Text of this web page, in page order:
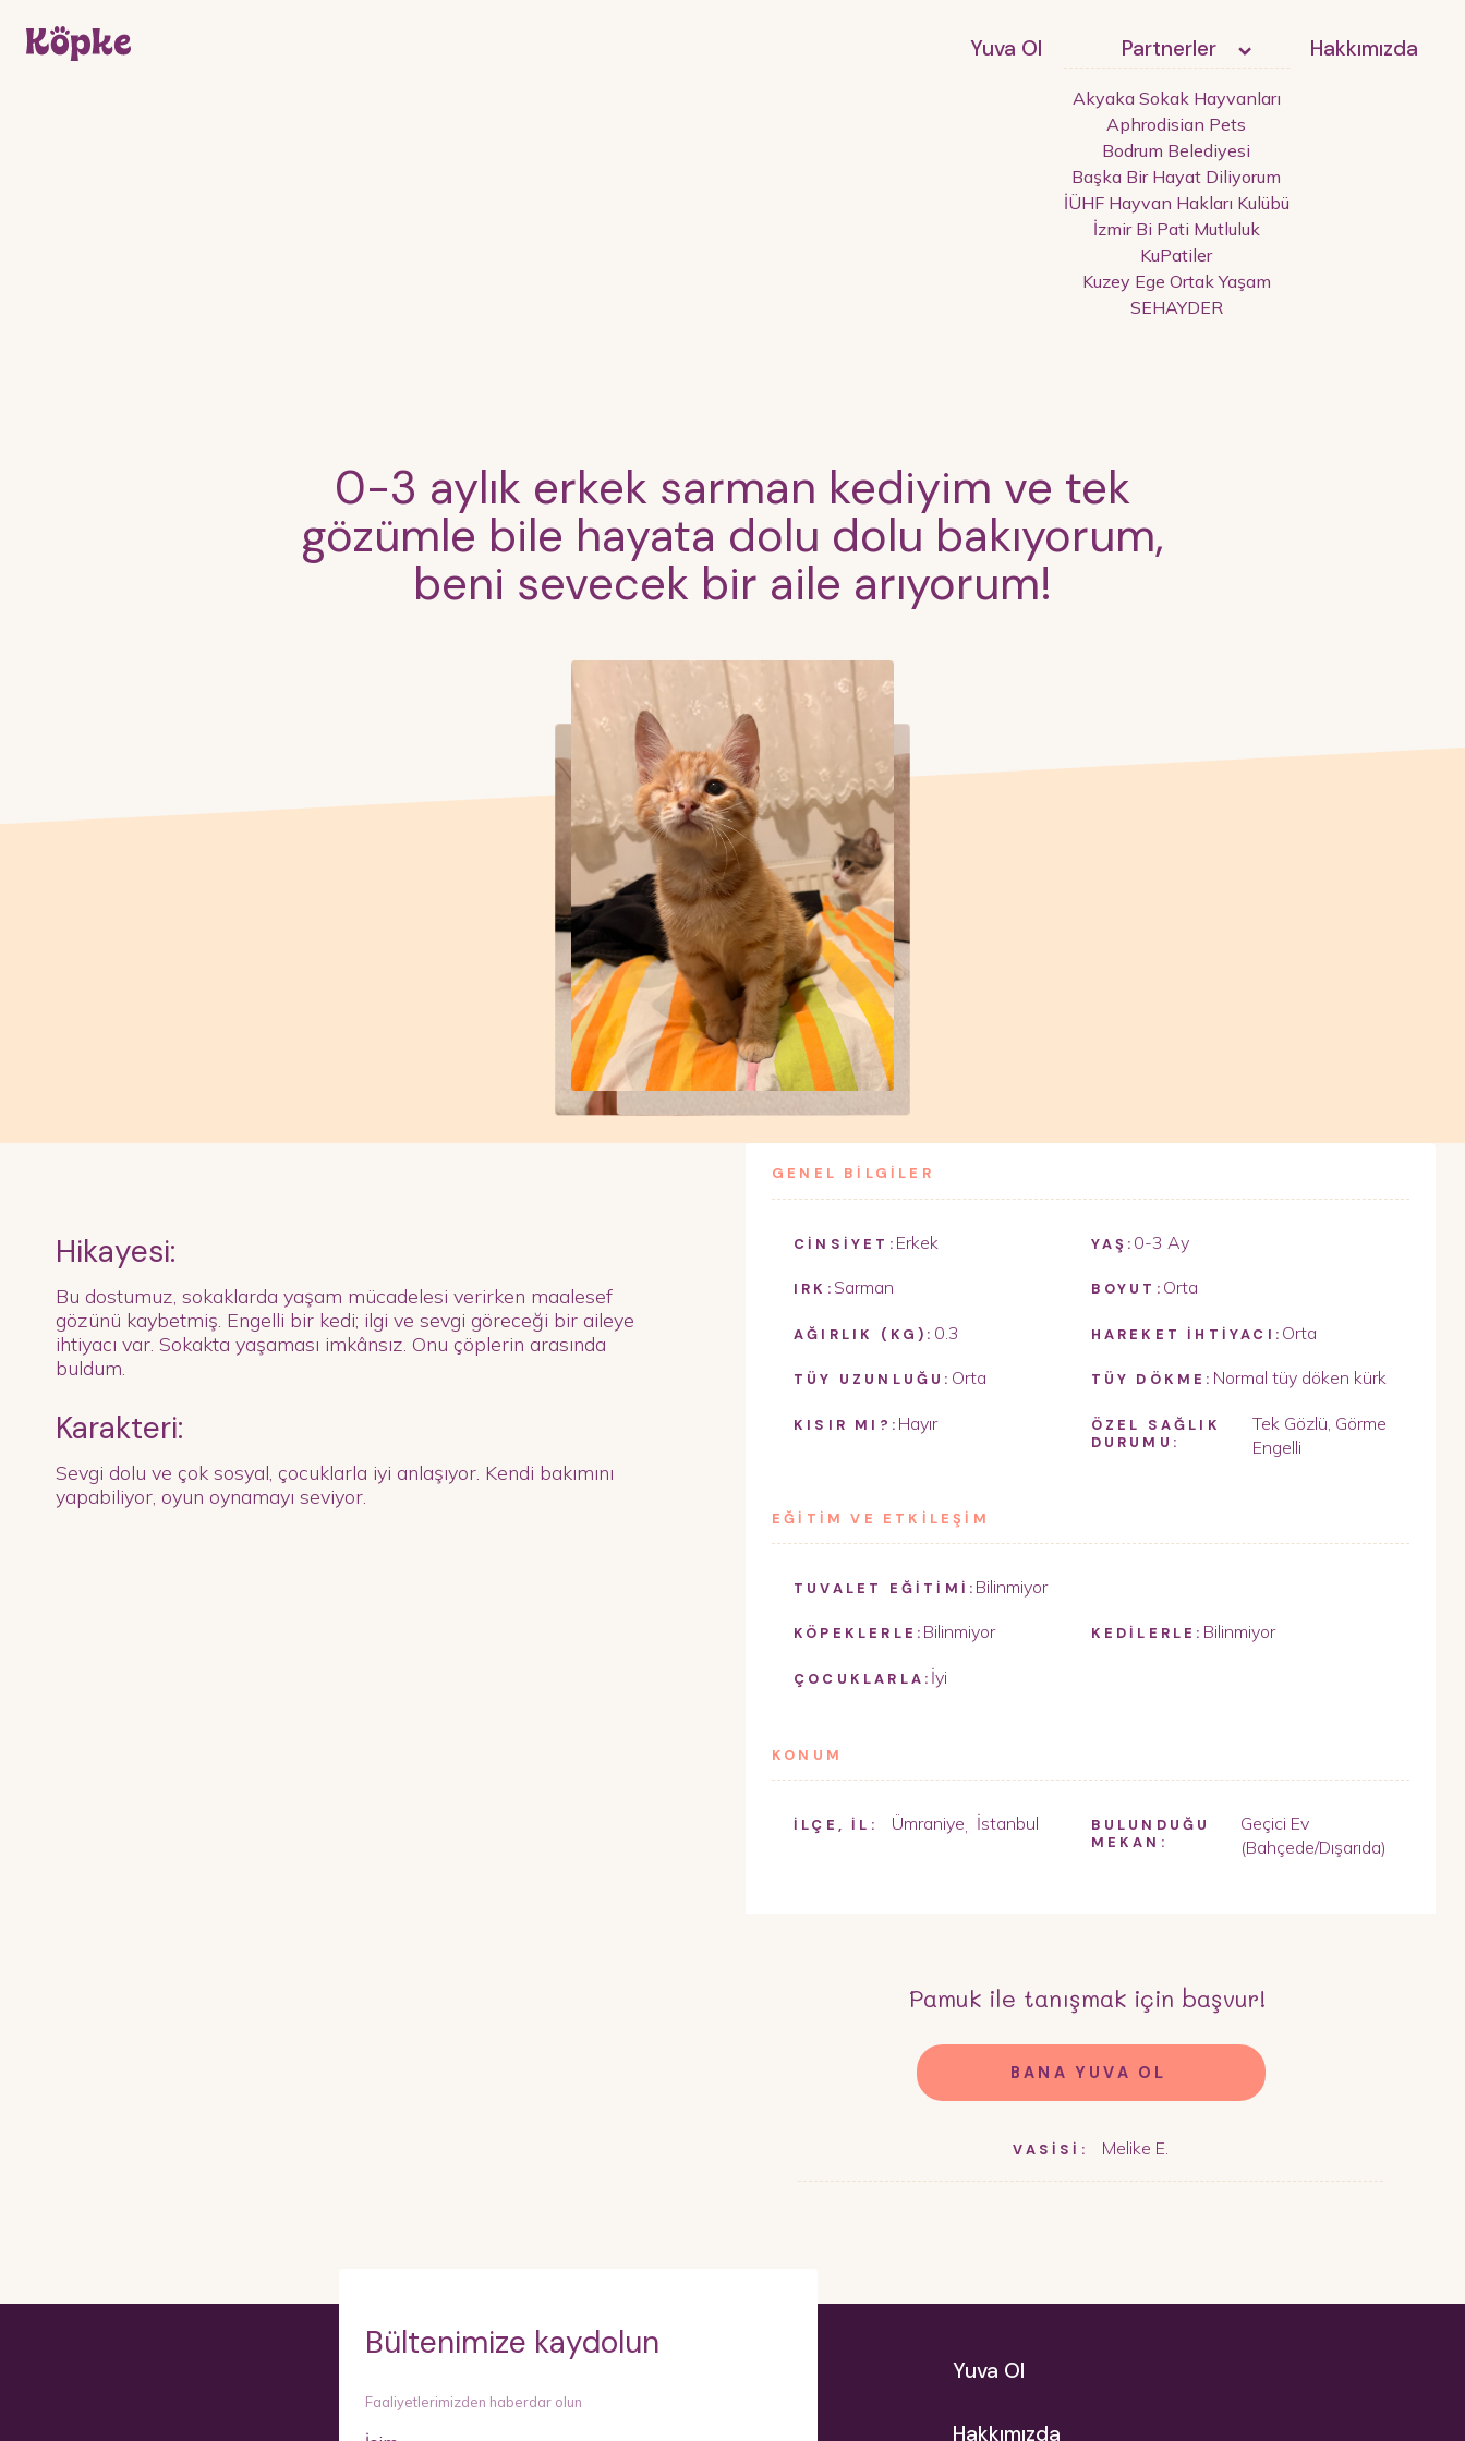
Yuva Ol Partnerler
Akyaka Sokak Hayvanları
Aphrodisian Pets
Bodrum Belediyesi
Başka Bir Hayat Diliyorum
İÜHF Hayvan Hakları Kulübü
İzmir Bi Pati Mutluluk
KuPatiler
Kuzey Ege Ortak Yaşam
SEHAYDER
Hakkımızda
0-3 aylık erkek sarman kediyim ve tek
gözümle bile hayata dolu dolu bakıyorum,
beni sevecek bir aile arıyorum!
Hikayesi:
Bu dostumuz, sokaklarda yaşam mücadelesi verirken maalesef
gözünü kaybetmiş. Engelli bir kedi; ilgi ve sevgi göreceği bir aileye
ihtiyacı var. Sokakta yaşaması imkânsız. Onu çöplerin arasında
buldum.
Karakteri:
Sevgi dolu ve çok sosyal, çocuklarla iyi anlaşıyor. Kendi bakımını
yapabiliyor, oyun oynamayı seviyor.
GENEL BİLGİLER
CİNSİYET: Erkek YAŞ: 0-3 Ay
IRK: Sarman BOYUT: Orta
AĞIRLIK (KG): 0.3 HAREKET İHTİYACI: Orta
TÜY UZUNLUĞU: Orta TÜY DÖKME: Normal tüy döken kürk
KISIR MI?: Hayır
ÖZEL SAĞLIK
DURUMU:
Tek Gözlü, Görme
Engelli
EĞİTİM VE ETKİLEŞİM
TUVALET EĞİTİMİ: Bilinmiyor
KÖPEKLERLE: Bilinmiyor KEDİLERLE: Bilinmiyor
ÇOCUKLARLA: İyi
KONUM
İLÇE, İL: Ümraniye İstanbul
BULUNDUĞU
MEKAN:
Geçici Ev
(Bahçede/Dışarıda)
Pamuk ile tanışmak için başvur!
BANA YUVA OL
VASİSİ: Melike E.
Bültenimize kaydolun
Faaliyetlerimizden haberdar olun
Yuva Ol
Hakkımızda